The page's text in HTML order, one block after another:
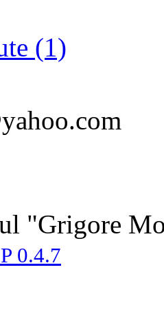
(1)
"Grigore
0.4.7